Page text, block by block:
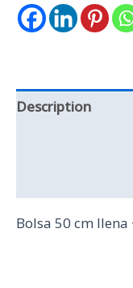
Description
Bolsa 50 cm